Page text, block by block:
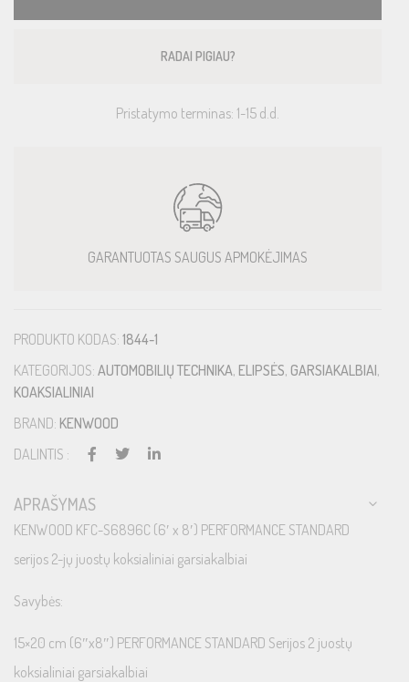
RADAI PIGIAU?
Pristatymo terminas: 1-15 d.d.
GARANTUOTAS SAUGUS APMOKĖJIMAS
PRODUKTO KODAS: 1844-1
KATEGORIJOS: AUTOMOBILIŲ TECHNIKA, ELIPSĖS, GARSIAKALBIAI,
KOAKSIALINIAI
BRAND: KENWOOD
DALINTIS :
APRAŠYMAS
KENWOOD KFC-S6896C (6′ x 8′) PERFORMANCE STANDARD
serijos 2-jų juostų koksialiniai garsiakalbiai
Savybės:
15×20 cm (6″x8″) PERFORMANCE STANDARD Serijos 2 juostų
koksialiniai garsiakalbiai